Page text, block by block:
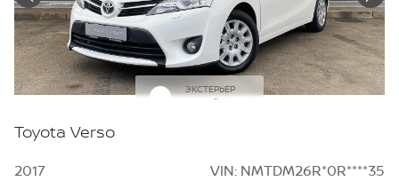
ЭКСТЕРЬЕР
Белый
Toyota Verso
2017
VIN: NMTDM26R*0R****35